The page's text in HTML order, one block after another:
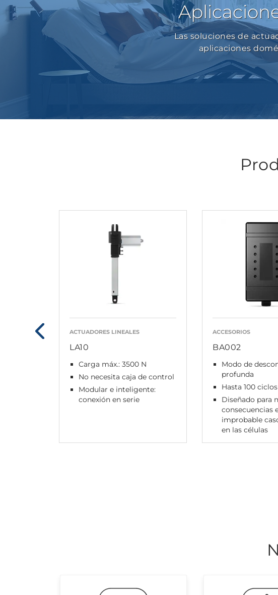
Las soluciones de
aplicaciones
ACTUADORES LINEALES
LA10
Carga máx.: 3500 N
No necesita caja de control
Modular e inteligente:
conexión en serie
ACCESORIOS
BA002
Modo de
profunda
Hasta 100
Diseñado para
consecuencias
improbable
en las células